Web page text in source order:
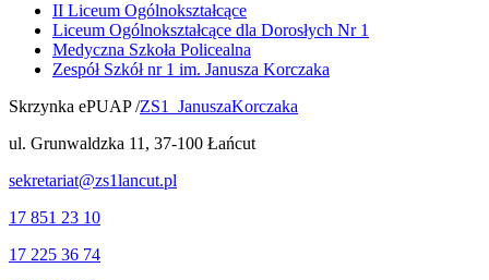
II Liceum Ogólnokształcące
Liceum Ogólnokształcące dla Dorosłych Nr 1
Medyczna Szkoła Policealna
Zespół Szkół nr 1 im. Janusza Korczaka
Skrzynka ePUAP /ZS1_JanuszaKorczaka
ul. Grunwaldzka 11, 37-100 Łańcut
sekretariat@zs1lancut.pl
17 851 23 10
17 225 36 74